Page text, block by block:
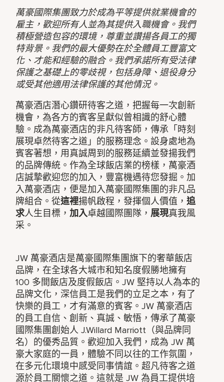
萬豪國際集團致力於成為平等提供就業機會的
雇主，歡迎所有人並為其提供入職機會。我們
積極營造包容的環境，尊重並讚揚各員工的獨
特背景。我們的最大優勢在於全體員工豐富文
化、才能和經驗的融合。我們承諾所有受法律
保護之基礎上的零歧視，包括身障、退役身分
或受其他適用法律保護的其他情況。
萬豪酒店潛心鑽研待客之道，把握每一次創新
機會，為各方的賓客呈獻似曾相識的舒心體
驗。成為萬豪酒店的非凡待客師，傳承「時刻
展現卓然待客之道」的服務理念。設身處地為
賓客著想，用真誠周到的服務延續並發揚我們
的品牌傳統。作為全球飯店業的榜樣，萬豪酒
店誠摯歡迎您的加入，豐富機遇待您發掘。加
入萬豪酒店，便是加入萬豪國際集團的非凡品
牌組合。從這裡揚帆啟程，發揮個人價值，追
求人生目標，加入卓越國際團隊， 展現真我風
采。
JW 萬豪酒店是萬豪國際集團旗下的奢華飯店
品牌，在全球各大城市和知名度假勝地擁有
100 多間飯店及度假飯店。JW 堅持以人為本的
品牌文化，深信員工是我們的立足之本，有了
快樂的員工，才有滿意的賓客。JW 萬豪酒店
的員工自信、創新、真誠、敏悟，傳承了萬豪
國際集團創始人 J.Willard Marriott（與品牌同
名）的優秀品質。歡迎加入我們，成為 JW 萬
豪大家庭的一員，體驗不同以往的工作氛圍，
在多元化環境中感受同事情誼。超凡待客之道
源於員工關懷之道。這就是 JW 為員工提供培